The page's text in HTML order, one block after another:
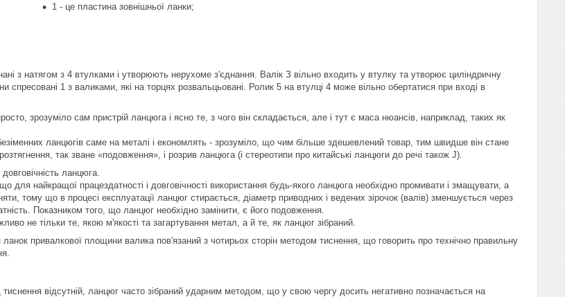
1 - це пластина зовнішньої ланки;
з натягом з 4 втулками і утворюють нерухоме з'єднання. Валік З вільно входить у втулку та утворює циліндричну
спресовані 1 з валиками, які на торцях розвальцьовані. Ролик 5 на втулці 4 може вільно обертатися при вході в
зрозуміло сам пристрій ланцюга і ясно те, з чого він складається, але і тут є маса нюансів, наприклад, таких як
ланцюгів саме на металі і економлять - зрозуміло, що чим більше здешевлений товар, тим швидше він стане
так зване «подовження», і розрив ланцюга (і стереотипи про китайські ланцюги до речі також J).
ланцюга.
для найкращої працездатності і довговічності використання будь-якого ланцюга необхідно промивати і змащувати, а
тому що в процесі експлуатації ланцюг стирається, діаметр приводних і ведених зірочок (валів) зменшується через
Показником того, що ланцюг необхідно замінити, є його подовження.
не тільки те, якою м'якості та загартування метал, а й те, як ланцюг зібраний.
привалкової площини валика пов'язаний з чотирьох сторін методом тиснення, що говорить про технічно правильну
відсутній, ланцюг часто зібраний ударним методом, що у свою чергу досить негативно позначається на